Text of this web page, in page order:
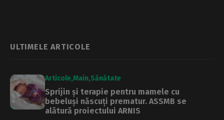
ULTIMELE ARTICOLE
Articole Main Sănătate
Sprijin și terapie pentru mamele cu
bebeluși născuți prematur. ASSMB se
alătură proiectului ARNIS